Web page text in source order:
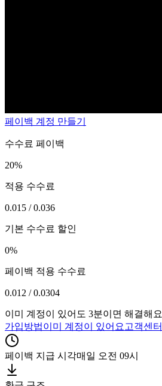
페이백 계정 만들기
수수료 페이백
20%
적용 수수료
0.015 / 0.036
기본 수수료 할인
0%
페이백 적용 수수료
0.012 / 0.0304
이미 계정이 있어도 3분이면 해결해요
가입방법이미 계정이 있어요 고객센터
페이백 지급 시각매일 오전 09시